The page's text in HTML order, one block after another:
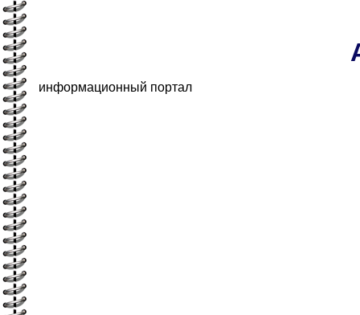
информационный портал